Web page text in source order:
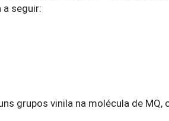
seguir:
grupos vinila na molécula de